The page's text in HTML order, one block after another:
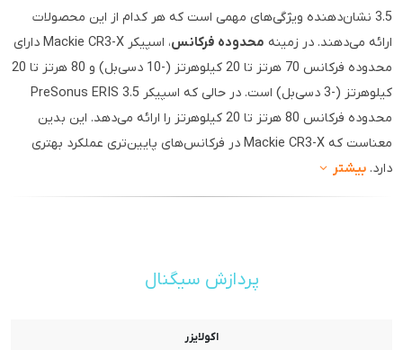
3.5 نشان‌دهنده ویژگی‌های مهمی است که هر کدام از این محصولات
ارائه می‌دهند. در زمینه محدوده فرکانس
، اسپیکر Mackie CR3-X دارای
محدوده فرکانس 70 هرتز تا 20 کیلوهرتز (-10 دسی‌بل) و 80 هرتز تا 20
کیلوهرتز (-3 دسی‌بل) است. در حالی که اسپیکر PreSonus ERIS 3.5
محدوده فرکانس 80 هرتز تا 20 کیلوهرتز را ارائه می‌دهد. این بدین
معناست که Mackie CR3-X در فرکانس‌های پایین‌تری عملکرد بهتری
دارد. بیشتر
پردازش سیگنال
اکولایزر